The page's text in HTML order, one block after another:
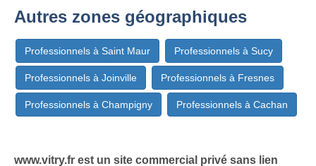
Autres zones géographiques
Professionnels à Saint Maur Professionnels à Sucy
Professionnels à Joinville Professionnels à Fresnes
Professionnels à Champigny Professionnels à Cachan
www.vitry.fr est un site commercial privé sans lien